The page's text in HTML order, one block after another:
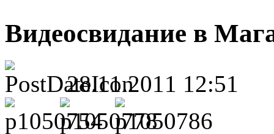
Видеосвидание в
28.11.2011 12:51